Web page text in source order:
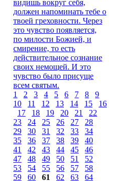
видишь вокруг себя,
должен напоминать тебе о
твоей греховности. Через
это чувство появляется,
по милости Божией, и
смирение, то есть
действительное сознание
своих немощей. И это
чувство было присуще
всем святым.
1
2 3 4 5 6 7 8
9
10
11 12 13 14 15
16
17
18 19 20 21
22
23
24 25 26 27
28
29
30 31 32 33
34
35
36 37 38 39
40
41
42 43 44 45
46
47
48 49 50 51
52
53
54 55 56 57
58
59
60 61 62 63
64